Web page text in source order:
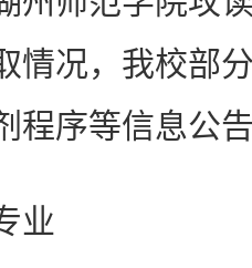
情况，我校部
程序等信息公
业